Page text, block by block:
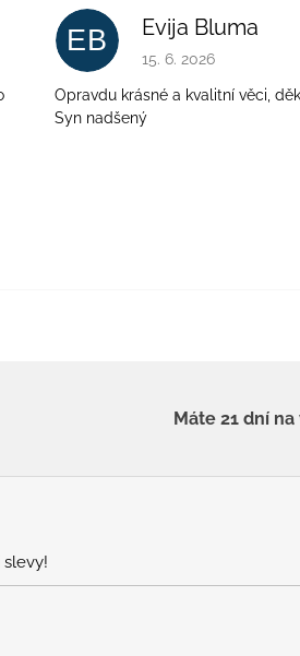
EB Evija Bluma
Hodnocení obchodu
15. 6. 2026
Opravdu krásné a kvalitní věci,
Syn nadšený
Máte 21 dní